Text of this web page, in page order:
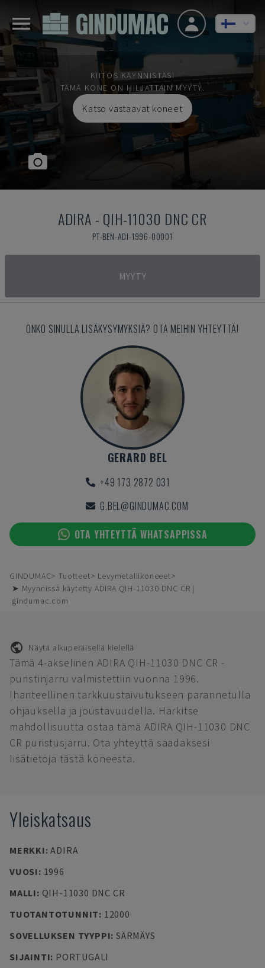
KIITOS KÄYNNISTÄSI
TÄMÄ KONE ON HILJATTAIN MYYTY.
Katso vastaavat koneet
ADIRA - QIH-11030 DNC CR
PT-BEN-ADI-1996-00001
MYYTY
ONKO SINULLA LISÄKYSYMYKSIÄ? OTA MEIHIN YHTEYTTÄ!
GERARD BEL
+49 173 2872 031
G.BEL@GINDUMAC.COM
OTA YHTEYTTÄ WHATSAPPISSA
GINDUMAC Tuotteet
Levymetallikoneeet
➤ Myynnissä käytetty ADIRA QIH-11030 DNC CR |
gindumac.com
Näytä alkuperäisellä kielellä
Tämä 4-akselinen ADIRA QIH-11030 DNC CR -
puristinjarru valmistettiin vuonna 1996.
Ihanteellinen tarkkuustaivutukseen parannetulla
ohjauksella ja joustavuudella. Harkitse
mahdollisuutta ostaa tämä ADIRA QIH-11030 DNC
CR puristusjarru. Ota yhteyttä saadaksesi
lisätietoja tästä koneesta.
Yleiskatsaus
MERKKI:ADIRA
VUOSI: 1996
MALLI: QIH-11030 DNC CR
TUOTANTOTUNNIT: 12000
SOVELLUKSEN TYYPPI: SÄRMÄYS
SIJAINTI: PORTUGALI